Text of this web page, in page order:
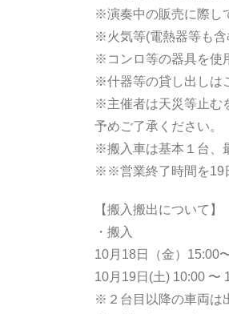
※演奏中の販売に際し
※火気等(電熱器等も含
※コンロ等の器具を使
※什器等の貸し出しは
※主催者は天災等止む
予めご了承ください。
※搬入車は基本１台、
※ ※営業終了時間を19
【搬入搬出について】
・搬入
10月18日（金）15:00
10月19日(土) 10:00 〜
※２台目以降の車両は